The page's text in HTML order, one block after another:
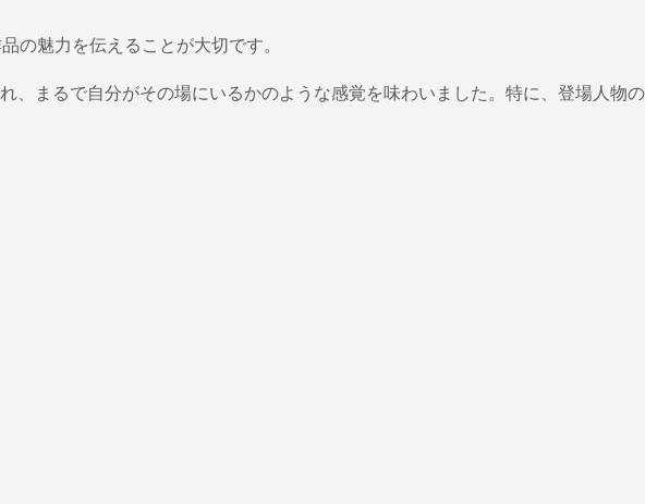
の魅力を伝えることが大切です。
まるで自分がその場にいるかのような感覚を味わいました。特に、登場人物の